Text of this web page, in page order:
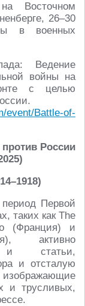
Восточном
26–30
в военных
Ведение
войны на
с целью
event/Battle-of-
России
Первой
таких как The
(Франция) и
активно
и статьи,
и отсталую
и трусливых,